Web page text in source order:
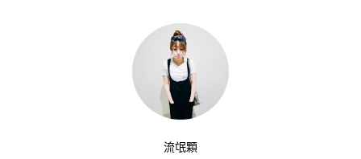
流氓顆